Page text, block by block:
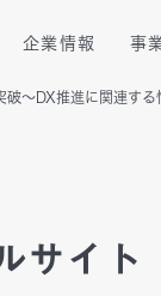
企業情報
国内拠点・アク
事
プロ人材転職支
～DX推進に関連する
サイト